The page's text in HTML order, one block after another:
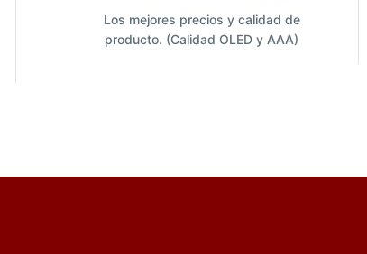
Los mejores precios y calidad de
producto. (Calidad OLED y AAA)